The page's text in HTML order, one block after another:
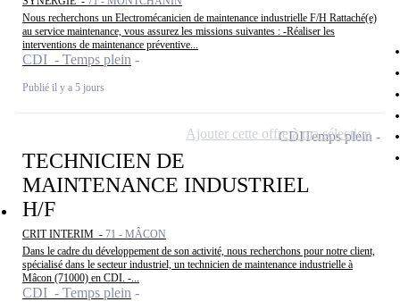
Nous recherchons un Electromécanicien de maintenance industrielle F/H Rattaché(e)
au service maintenance, vous assurez les missions suivantes : -Réaliser les
interventions de maintenance préventive...
CDI - Temps plein
Publié il y a 5 jours
TECHNICIEN DE
MAINTENANCE INDUSTRIEL
H/F
CRIT INTERIM - 71 - MÂCON
Dans le cadre du développement de son activité, nous recherchons pour notre client,
spécialisé dans le secteur industriel, un technicien de maintenance industrielle à
Mâcon (71000) en CDI. -...
CDI - Temps plein
CDITemps plein
Ajouter cette offre à ma sélection